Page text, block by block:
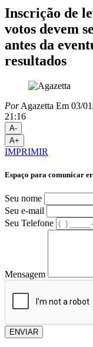
Inscrição de
votos devem
antes da
resultados
PorAgazetta Em 03/
21:16
A-
A+
IMPRIMIR
Espaço para comunicar
Seu nome
Seu e-mail
Seu Telefone
Mensagem
ENVIAR